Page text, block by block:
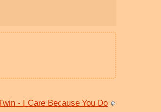
- I Care Because You Do